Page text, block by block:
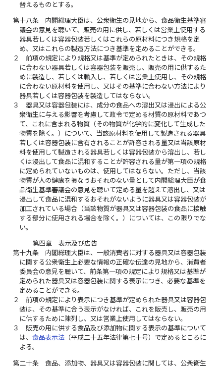
替えるものとする。
第十八条
内閣総理大臣は、公衆衛生の見地から、食品衛生基準審
議会の意見を聴いて、販売の用に供し、若しくは営業上使用する
器具若しくは容器包装若しくはこれらの原材料につき規格を定
め、又はこれらの製造方法につき基準を定めることができる。
２
前項の規定により規格又は基準が定められたときは、その規格
に合わない器具若しくは容器包装を販売し、販売の用に供するた
めに製造し、若しくは輸入し、若しくは営業上使用し、その規格
に合わない原材料を使用し、又はその基準に合わない方法により
器具若しくは容器包装を製造してはならない。
３
器具又は容器包装には、成分の食品への溶出又は浸出による公
衆衛生に与える影響を考慮して政令で定める材質の原材料であつ
て、これに含まれる物質（その物質が化学的に変化して生成した
物質を除く。）について、当該原材料を使用して製造される器具
若しくは容器包装に含有されることが許容される量又は当該原材
料を使用して製造される器具若しくは容器包装から溶出し、若し
くは浸出して食品に混和することが許容される量が第一項の規格
に定められていないものは、使用してはならない。ただし、当該
物質が人の健康を損なうおそれのない量として内閣総理大臣が食
品衛生基準審議会の意見を聴いて定める量を超えて溶出し、又は
浸出して食品に混和するおそれがないように器具又は容器包装が
加工されている場合（当該物質が器具又は容器包装の食品に接触
する部分に使用される場合を除く。）については、この限りでな
い。
第四章 表示及び広告
第十九条
内閣総理大臣は、一般消費者に対する器具又は容器包装
に関する公衆衛生上必要な情報の正確な伝達の見地から、消費者
委員会の意見を聴いて、前条第一項の規定により規格又は基準が
定められた器具又は容器包装に関する表示につき、必要な基準を
定めることができる。
２
前項の規定により表示につき基準が定められた器具又は容器包
装は、その基準に合う表示がなければ、これを販売し、販売の用
に供するために陳列し、又は営業上使用してはならない。
３
販売の用に供する食品及び添加物に関する表示の基準について
は、食品表示法 （平成二十五年法律第七十号）で定めるところに
よる。
第二十条
食品、添加物、器具又は容器包装に関しては、公衆衛生